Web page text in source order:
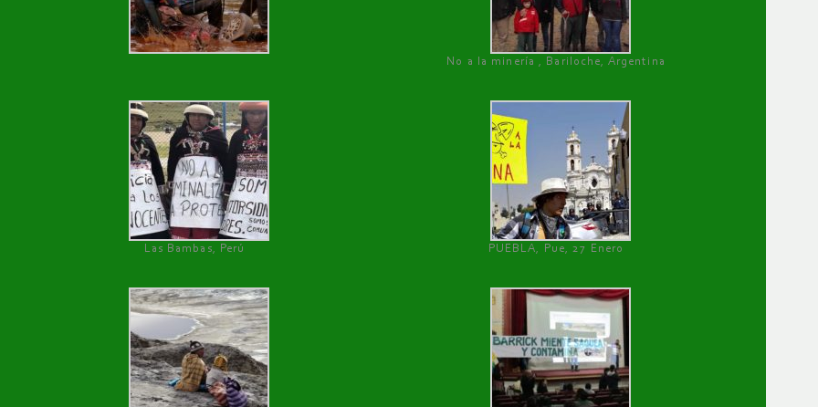
No a la minería , Bariloche, Argentina
Las Bambas, Perú PUEBLA, Pue, 27 Enero